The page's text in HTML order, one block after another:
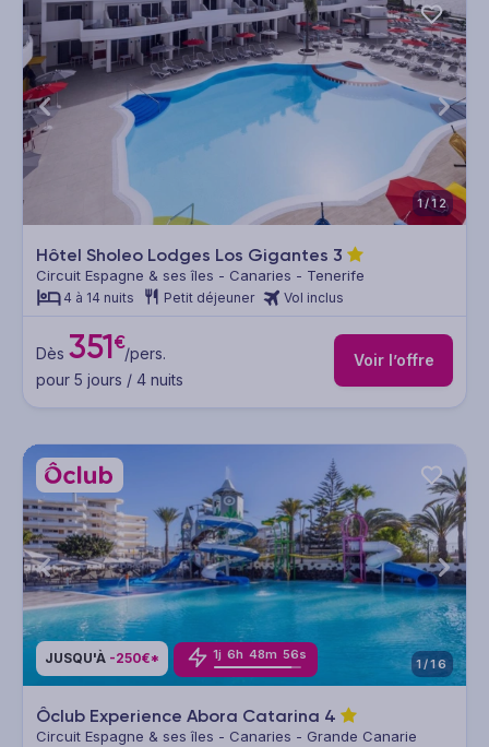
1/12
Hôtel Sholeo Lodges Los Gigantes 3
Circuit Espagne & ses îles - Canaries - Tenerife
4 à 14 nuits Petit déjeuner Vol inclus
Dès 351€/pers.
pour 5 jours / 4 nuits
Voir l’offre
JUSQU'À -250€* 1j 6h 48m 53s
1/16
Ôclub Experience Abora Catarina 4
Circuit Espagne & ses îles - Canaries - Grande Canarie